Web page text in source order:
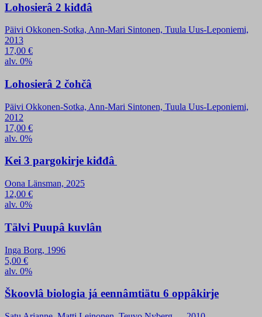
Lohosierâ 2 kiđđâ
Päivi Okkonen-Sotka, Ann-Mari Sintonen, Tuula Uus-Leponiemi,
2013
17,00 €
alv. 0%
Lohosierâ 2 čohčâ
Päivi Okkonen-Sotka, Ann-Mari Sintonen, Tuula Uus-Leponiemi,
2012
17,00 €
alv. 0%
Kei 3 pargokirje kiđđâ
Oona Länsman, 2025
12,00 €
alv. 0%
Tälvi Puupâ kuvlân
Inga Borg, 1996
5,00 €
alv. 0%
Škoovlâ biologia já eennâmtiätu 6 oppâkirje